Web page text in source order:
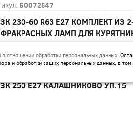
Б0072847
230-60 R63 E27 КОМПЛЕКТ ИЗ
ЛАМП ДЛЯ
Б0072848
250 Е27 КАЛАШНИКОВО УП.15
в отношении обработки персональных данных.
и обработки ваших персональных данных, в